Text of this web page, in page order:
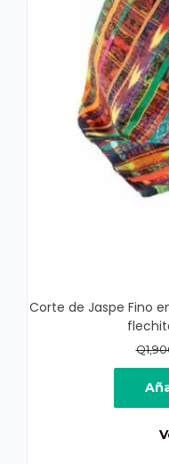
Corte de Jaspe Fino
Q